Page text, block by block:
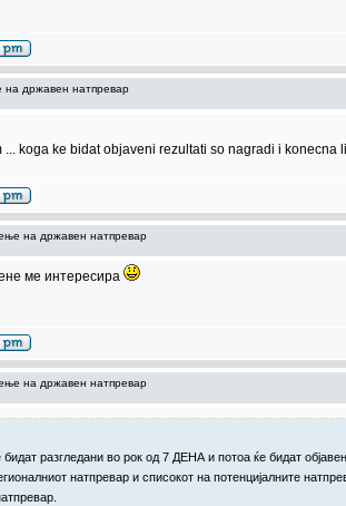
државен натпревар
... koga ke bidat objaveni rezultati so nagradi i konecna
на државен натпревар
ме интересира
на државен натпревар
бидат разгледани во рок од 7 ДЕНА и потоа ќе бидат
натпревар и списокот на потенцијалните